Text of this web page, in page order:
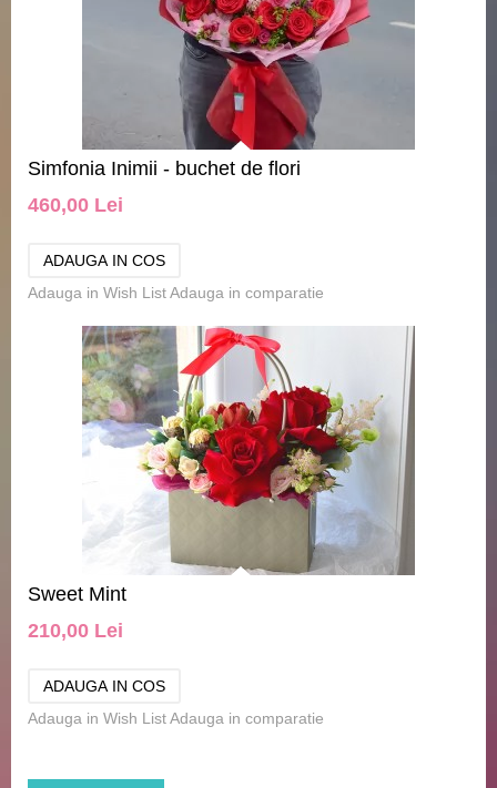
Simfonia Inimii - buchet de flori
460,00 Lei
Adauga in Wish ListAdauga in comparatie
Sweet Mint
210,00 Lei
Adauga in Wish ListAdauga in comparatie